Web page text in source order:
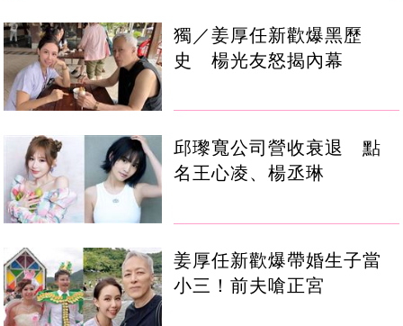
獨／姜厚任新歡爆黑歷
史 楊光友怒揭內幕
邱瓈寬公司營收衰退 點
名王心凌、楊丞琳
姜厚任新歡爆帶婚生子當
小三！前夫嗆正宮